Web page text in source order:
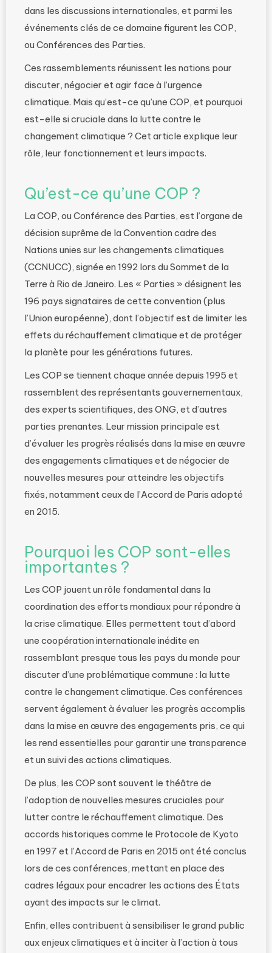
dans les discussions internationales, et parmi les
événements clés de ce domaine figurent les COP,
ou Conférences des Parties.
Ces rassemblements réunissent les nations pour
discuter, négocier et agir face à l’urgence
climatique. Mais qu’est-ce qu’une COP, et pourquoi
est-elle si cruciale dans la lutte contre le
changement climatique ? Cet article explique leur
rôle, leur fonctionnement et leurs impacts.
Qu’est-ce qu’une COP ?
La COP, ou Conférence des Parties, est l’organe de
décision suprême de la Convention cadre des
Nations unies sur les changements climatiques
(CCNUCC), signée en 1992 lors du Sommet de la
Terre à Rio de Janeiro. Les « Parties » désignent les
196 pays signataires de cette convention (plus
l’Union européenne), dont l’objectif est de limiter les
effets du réchauffement climatique et de protéger
la planète pour les générations futures.
Les COP se tiennent chaque année depuis 1995 et
rassemblent des représentants gouvernementaux,
des experts scientifiques, des ONG, et d’autres
parties prenantes. Leur mission principale est
d’évaluer les progrès réalisés dans la mise en œuvre
des engagements climatiques et de négocier de
nouvelles mesures pour atteindre les objectifs
fixés, notamment ceux de l’Accord de Paris adopté
en 2015.
Pourquoi les COP sont-elles
importantes ?
Les COP jouent un rôle fondamental dans la
coordination des efforts mondiaux pour répondre à
la crise climatique. Elles permettent tout d’abord
une coopération internationale inédite en
rassemblant presque tous les pays du monde pour
discuter d’une problématique commune : la lutte
contre le changement climatique. Ces conférences
servent également à évaluer les progrès accomplis
dans la mise en œuvre des engagements pris, ce qui
les rend essentielles pour garantir une transparence
et un suivi des actions climatiques.
De plus, les COP sont souvent le théâtre de
l’adoption de nouvelles mesures cruciales pour
lutter contre le réchauffement climatique. Des
accords historiques comme le Protocole de Kyoto
en 1997 et l’Accord de Paris en 2015 ont été conclus
lors de ces conférences, mettant en place des
cadres légaux pour encadrer les actions des États
ayant des impacts sur le climat.
Enfin, elles contribuent à sensibiliser le grand public
aux enjeux climatiques et à inciter à l’action à tous